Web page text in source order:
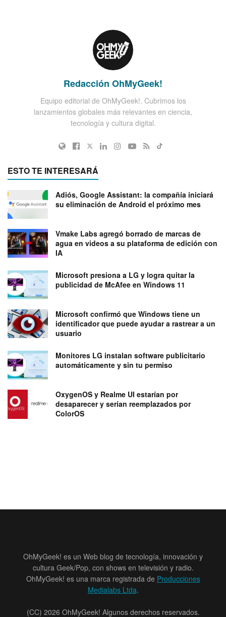
Redacción OhMyGeek!
Equipo editorial de OhMyGeek!. Cubrimos los
lanzamientos globales más relevantes en ciencia,
tecnología y cultura digital.
ESTO TE INTERESARÁ
Adiós, Google Assistant: la compañía iniciará
su eliminación de Android el próximo mes
Vmake Labs agregó borrado de marcas de
agua en videos a su plataforma de edición con
IA
Microsoft presiona a LG y logra quitar la
publicidad de McAfee en Windows 11
Microsoft confirmó que Windows tiene un
identificador que puede ayudar a rastrear a un
usuario
Monitores LG instalan software publicitario
automáticamente y sin tu permiso
OxygenOS y Realme UI estarían por
desaparecer y serían reemplazados por
ColorOS
OhMyGeek! es un Web blog de tecnología, innovación y
cultura Geek/Pop, con shows en televisión y radio.
OhMyGeek! es una marca registrada de Producciones
Medialabs Ltda.
(CC) 2026 OhMyGeek! Algunos derechos reservados.